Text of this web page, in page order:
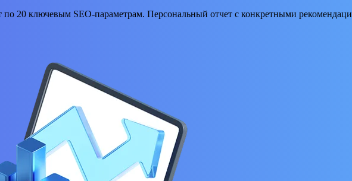
по 20 ключевым SEO-параметрам. Персональный отчет с конкретными